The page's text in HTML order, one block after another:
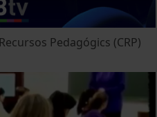
Pedagógics (CRP)